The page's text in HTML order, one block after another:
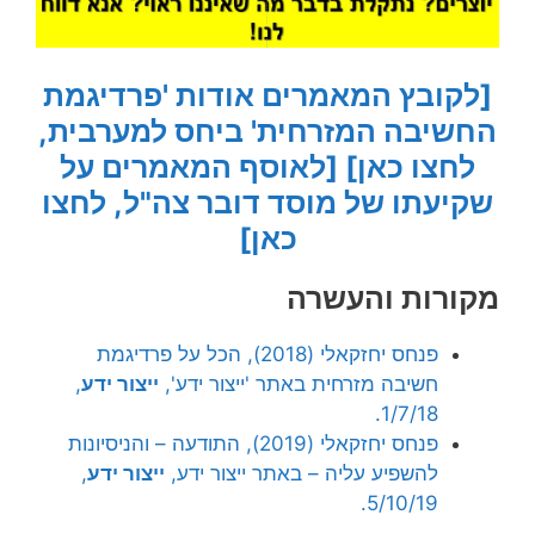
[לקובץ המאמרים אודות 'פרדיגמת
החשיבה המזרחית' ביחס למערבית,
לחצו כאן] [לאוסף המאמרים על
שקיעתו של מוסד דובר צה"ל, לחצו
כאן]
מקורות והעשרה
פנחס יחזקאלי (2018), הכל על פרדיגמת
חשיבה מזרחית באתר 'ייצור ידע', ייצור ידע,
1/7/18.
פנחס יחזקאלי (2019), התודעה – והניסיונות
להשפיע עליה – באתר ייצור ידע, ייצור ידע,
5/10/19.